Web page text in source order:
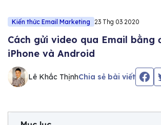
Kiến thức Email Marketing 23 Thg 03 2020
Cách gửi video qua Email bằng
iPhone và Android
Lê Khắc ThịnhChia sẻ bài viết